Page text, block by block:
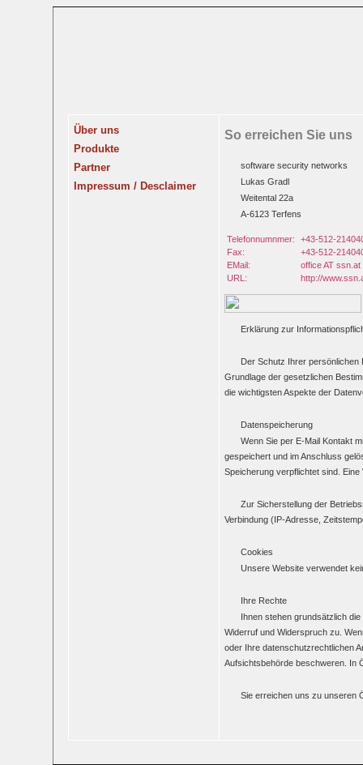
Über uns
Produkte
Partner
Impressum / Desclaimer
So erreichen Sie uns
software security networks
Lukas Gradl
Weitental 22a
A-6123 Terfens
Telefonnumnmer:
+43-512-
Fax:
+43-512-
EMail:
office AT ssn.at
URL:
http://
Erklärung zur
Der Schutz Ihrer persönlichen
Grundlage der gesetzlichen
die wichtigsten Aspekte der
Datenspeicherung
Wenn Sie per E-Mail Kontakt
gespeichert und im Anschluss
Speicherung verpflichtet sind.
Zur Sicherstellung der
Verbindung (IP-Adresse,
Cookies
Unsere Website verwendet
Ihre Rechte
Ihnen stehen grundsätzlich
Widerruf und Widerspruch zu.
oder Ihre datenschutzrechtlichen
Aufsichtsbehörde beschweren. In
Sie erreichen uns zu unseren